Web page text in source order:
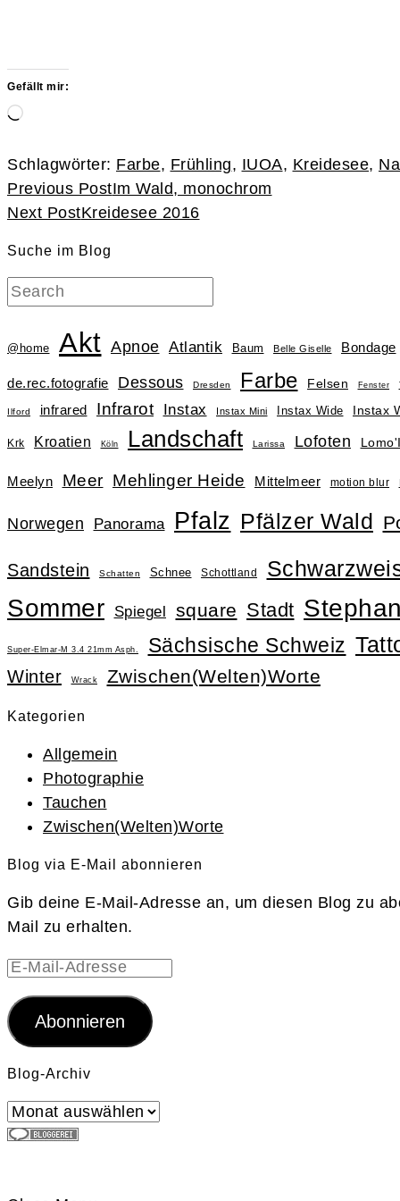
Gefällt mir:
Wird
Schlagwörter: Farbe, Frühling, IUOA, Kreidesee,
Continue
Reading
Previous PostIm Wald, monochrom
Next PostKreidesee 2016
Suche im Blog
@home Akt Apnoe Atlantik Baum Belle Giselle Bondage
de.rec.fotografie Dessous Dresden Farbe Felsen Fenster
Ilford infrared Infrarot Instax Instax Mini Instax Wide Instax
Krk Kroatien Köln Landschaft Larissa Lofoten
Meelyn Meer Mehlinger Heide Mittelmeer motion blur
Norwegen Panorama Pfalz Pfälzer Wald
Sandstein Schatten Schnee Schottland
Sommer Spiegel square Stadt
Super-Elmar-M 3.4 21mm Asph. Sächsische Schweiz
Winter Wrack Zwischen(Welten)Worte
Kategorien
Allgemein
Photographie
Tauchen
Zwischen(Welten)Worte
Blog via E-Mail abonnieren
Gib deine E-Mail-Adresse an, um diesen Blog zu
Mail zu erhalten.
E-
Adresse
Abonnieren
Blog-Archiv
Blog-
Archiv